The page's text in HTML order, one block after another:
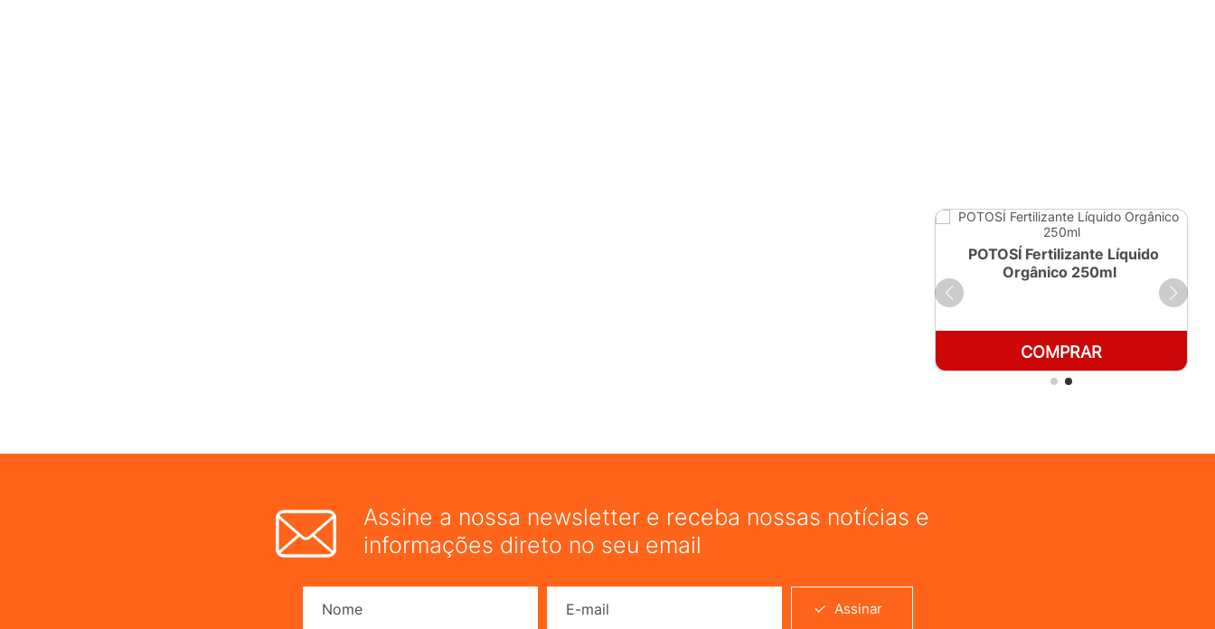
POTOSÍ Fertilizante Líquido
Orgânico 250ml
COMPRAR
Assine a nossa newsletter e receba nossas notícias e
informações direto no seu email
Assinar